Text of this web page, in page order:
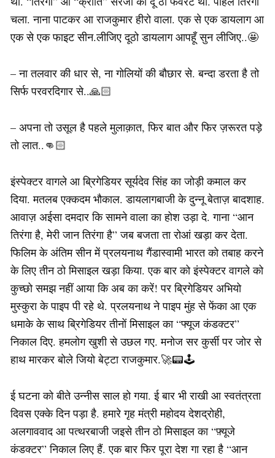
चला. नाना पाटकर आ राजकुमार हीरो वाला. एक से एक डायलाग आ
एक से एक फाइट सीन.लीजिए दूठो डायलाग आपहूँ सुन लीजिए..🤩
– ना तलवार की धार से, ना गोलियों की बौछार से. बन्दा डरता है तो
सिर्फ परवरदिगार से..🙏🏻
– अपना तो उसूल है पहले मुलाक़ात, फिर बात और फिर ज़रूरत पड़े
तो लात..👊🏻
इंस्पेक्टर वागले आ ब्रिगेडियर सूर्यदेव सिंह का जोड़ी कमाल कर
दिया. मतलब एक्कदम भौकाल. डायलागबाजी के दुन्नू बेताज़ बादशाह.
आवाज़ अईसा दमदार कि सामने वाला का होश उड़ा दे. गाना “आन
तिरंगा है, मेरी जान तिरंगा है” जब बजता ता रोआं खड़ा कर देता.
फिलिम के अंतिम सीन में प्रलयनाथ गैंडास्वामी भारत को तबाह करने
के लिए तीन ठो मिसाइल खड़ा किया. एक बार को इंस्पेक्टर वागले को
कुच्छो समझ नहीं आया कि अब का करें! पर ब्रिगेडियर अभियो
मुस्कुरा के पाइप पी रहे थे. प्रलयनाथ ने पाइप मुंह से फेंका आ एक
धमाके के साथ ब्रिगेडियर तीनों मिसाइल का “फ्यूज कंडक्टर”
निकाल दिए. हमलोग खुशी से उछल गए. मनोज सर कुर्सी पर जोर से
हाथ मारकर बोले जियो बेट्टा राजकुमार.🚀📟🕹
ई घटना को बीते उन्नीस साल हो गया. ई बार भी राखी आ स्वतंत्रता
दिवस एक्के दिन पड़ा है. हमारे गृह मंत्री महोदय देशद्रोही,
अलगाववाद आ पत्थरबाजी जइसे तीन ठो मिसाइल का “फ़्यूजे
कंडक्टर” निकाल लिए हैं. एक बार फिर पूरा देश गा रहा है “आन